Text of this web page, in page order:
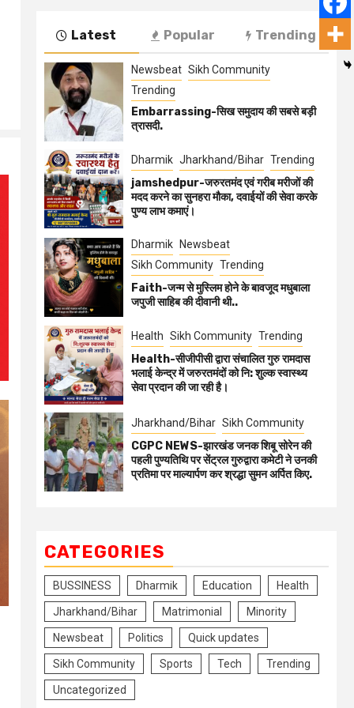
Latest Popular Trending
Newsbeat Sikh Community
Trending
Embarrassing-सिख समुदाय की सबसे बड़ी
त्रासदी.
Dharmik Jharkhand/Bihar Trending
jamshedpur-जरुरतमंद एवं गरीब मरीजों की
मदद करने का सुनहरा मौका, दवाईयों की सेवा करके
पुण्य लाभ कमाएं।
Dharmik
Newsbeat
Sikh Community Trending
Faith-जन्म से मुस्लिम होने के बावजूद मधुबाला
जपुजी साहिब की दीवानी थी..
Health Sikh Community Trending
Health-सीजीपीसी द्वारा संचालित गुरु रामदास
भलाई केन्द्र में जरुरतमंदों को नि: शुल्क स्वास्थ्य
सेवा प्रदान की जा रही है।
Jharkhand/Bihar Sikh Community
CGPC NEWS-झारखंड जनक शिबू सोरेन की
पहली पुण्यतिथि पर सेंट्रल गुरुद्वारा कमेटी ने उनकी
प्रतिमा पर माल्यार्पण कर श्रद्धा सुमन अर्पित किए.
CATEGORIES
BUSSINESS Dharmik Education Health
Jharkhand/Bihar Matrimonial Minority
Newsbeat Politics Quick updates
Sikh Community Sports Tech Trending
Uncategorized